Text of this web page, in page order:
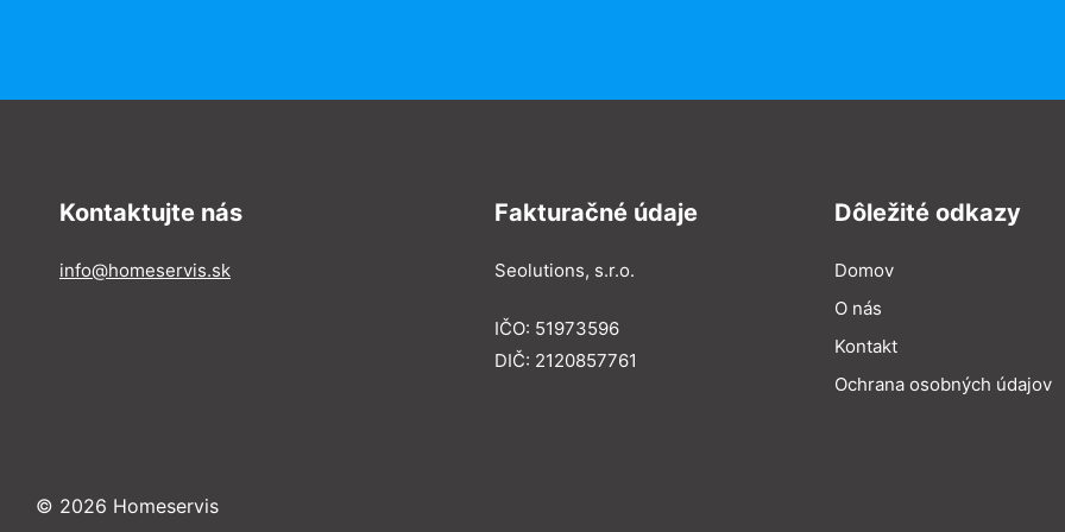
Kontaktujte nás
info@homeservis.sk
Fakturačné údaje
Seolutions, s.r.o.
IČO: 51973596
DIČ: 2120857761
Dôležité odkazy
Domov
O nás
Kontakt
Ochrana osobných údajov
© 2026 Homeservis